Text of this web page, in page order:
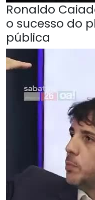
Ronaldo
o sucesso do
pública